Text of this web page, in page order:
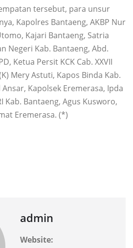
tersebut, para unsur
Kapolres Bantaeng, AKBP Nur
Kajari Bantaeng, Satria
Negeri Kab. Bantaeng, Abd.
Ketua Persit KCK Cab. XXVII
Mery Astuti, Kapos Binda Kab.
Kapolsek Eremerasa, Ipda
Kab. Bantaeng, Agus Kusworo,
Eremerasa. (*)
admin
Website: